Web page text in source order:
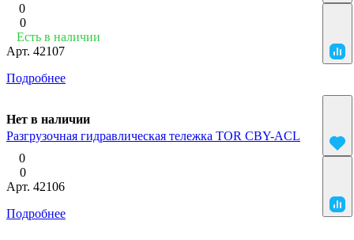
0
0
Есть в наличии
Арт. 42107
Подробнее
Нет в наличии
Разгрузочная гидравлическая тележка TOR CBY-ACL
0
0
Арт. 42106
Подробнее